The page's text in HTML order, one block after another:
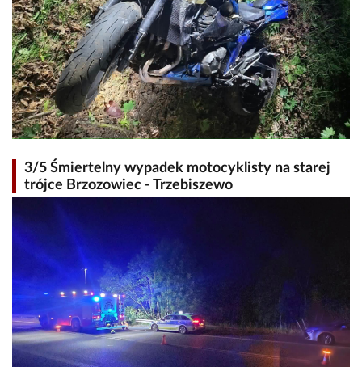
3/5 Śmiertelny wypadek motocyklisty na starej
trójce Brzozowiec - Trzebiszewo